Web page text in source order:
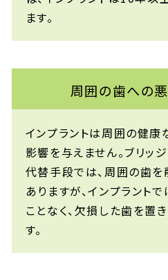
ます。
周囲の歯への
インプラントは周囲の健康
影響を与えません。ブリッ
代替手段では、周囲の歯
ありますが、インプラント
ことなく、欠損した歯を置
す。